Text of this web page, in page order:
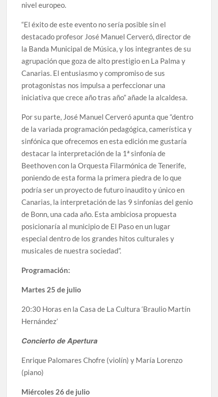
nivel europeo.
“El éxito de este evento no sería posible sin el
destacado profesor José Manuel Cerveró, director de
la Banda Municipal de Música, y los integrantes de su
agrupación que goza de alto prestigio en La Palma y
Canarias. El entusiasmo y compromiso de sus
protagonistas nos impulsa a perfeccionar una
iniciativa que crece año tras año” añade la alcaldesa.
Por su parte, José Manuel Cerveró apunta que “dentro
de la variada programación pedagógica, camerística y
sinfónica que ofrecemos en esta edición me gustaría
destacar la interpretación de la 1ª sinfonía de
Beethoven con la Orquesta Filarmónica de Tenerife,
poniendo de esta forma la primera piedra de lo que
podría ser un proyecto de futuro inaudito y único en
Canarias, la interpretación de las 9 sinfonías del genio
de Bonn, una cada año. Esta ambiciosa propuesta
posicionaría al municipio de El Paso en un lugar
especial dentro de los grandes hitos culturales y
musicales de nuestra sociedad”.
Programación:
Martes 25 de julio
20:30 Horas en la Casa de La Cultura ‘Braulio Martín
Hernández’
Concierto de Apertura
Enrique Palomares Chofre (violín) y María Lorenzo
(piano)
Miércoles 26 de julio